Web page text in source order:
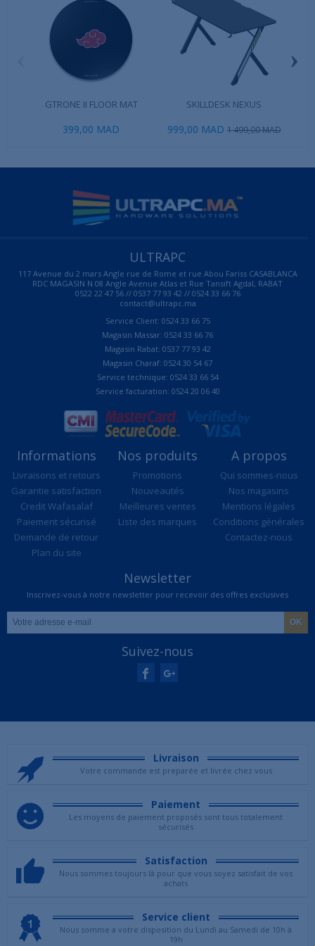
GTRONE II FLOOR MAT
399,00 MAD
SKILLDESK NEXUS
999,00 MAD 1 499,00 MAD
›
ULTRAPC
117 Avenue du 2 mars Angle rue de Rome et rue Abou Fariss CASABLANCA
RDC MAGASIN N 08 Angle Avenue Atlas et Rue Tansift Agdal, RABAT
0522 22 47 56 // 0537 77 93 42 // 0524 33 66 76
contact@ultrapc.ma
Service Client: 0524 33 66 75
Magasin Massar: 0524 33 66 76
Magasin Rabat: 0537 77 93 42
Magasin Charaf: 0524 30 54 67
Service technique: 0524 33 66 54
Service facturation: 0524 20 06 40
Informations
Livraisons et retours
Garantie satisfaction
Credit Wafasalaf
Paiement sécurisé
Demande de retour
Plan du site
Nos produits
Promotions
Nouveautés
Meilleures ventes
Liste des marques
A propos
Qui sommes-nous
Nos magasins
Mentions légales
Conditions générales
Contactez-nous
Newsletter
Inscrivez-vous à notre newsletter pour recevoir des offres exclusives
Suivez-nous
Livraison
Votre commande est preparée et livrée chez vous
Paiement
Les moyens de paiement proposés sont tous totalement
sécurisés
Satisfaction
Nous sommes toujours là pour que vous soyez satisfait de vos
achats
Service client
Nous somme a votre disposition du Lundi au Samedi de 10h à
19h